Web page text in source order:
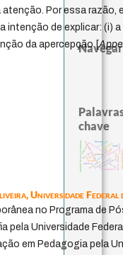
Por essa razão,
intenção de explicar: (i)
da apercepção [
Universidade Federal
no Programa de
pela Universidade
em Pedagogia pela
Navegar
chave
fundamentalismo
jacobi
protágoras
experiência temporal
metafísica do tempo
género
idade
intolerânciahomem-medida
j.c.m. neto
palavra perdón
leyes
violencia
guayaquil
logos
direito romano
lei
unidade da pessoa humana acquaintance
desejo
sacrifício
não maleficência
bataille
mind
therapy
animais